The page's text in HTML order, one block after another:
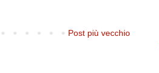
Post più vecchio